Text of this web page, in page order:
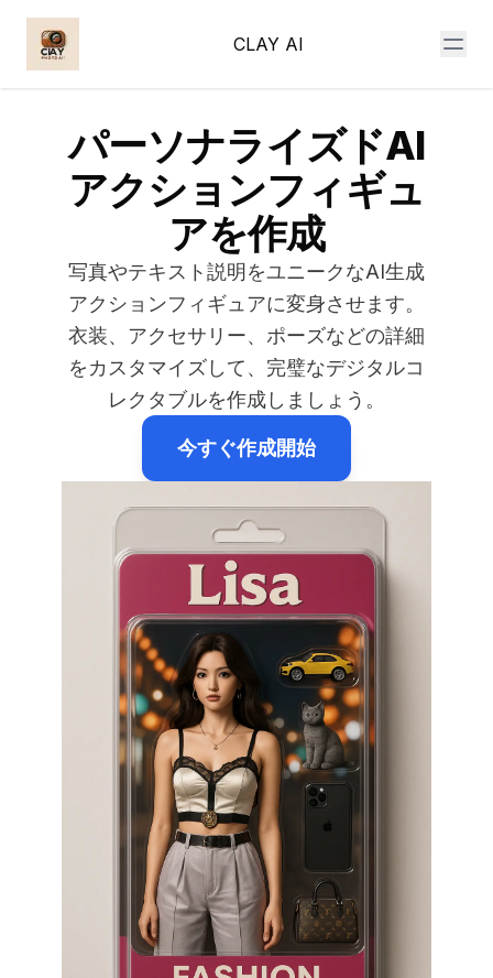
CLAY AI
パーソナライズドAI
アクションフィギュ
アを作成
写真やテキスト説明をユニークなAI生成
アクションフィギュアに変身させます。
衣装、アクセサリー、ポーズなどの詳細
をカスタマイズして、完璧なデジタルコ
レクタブルを作成しましょう。
今すぐ作成開始